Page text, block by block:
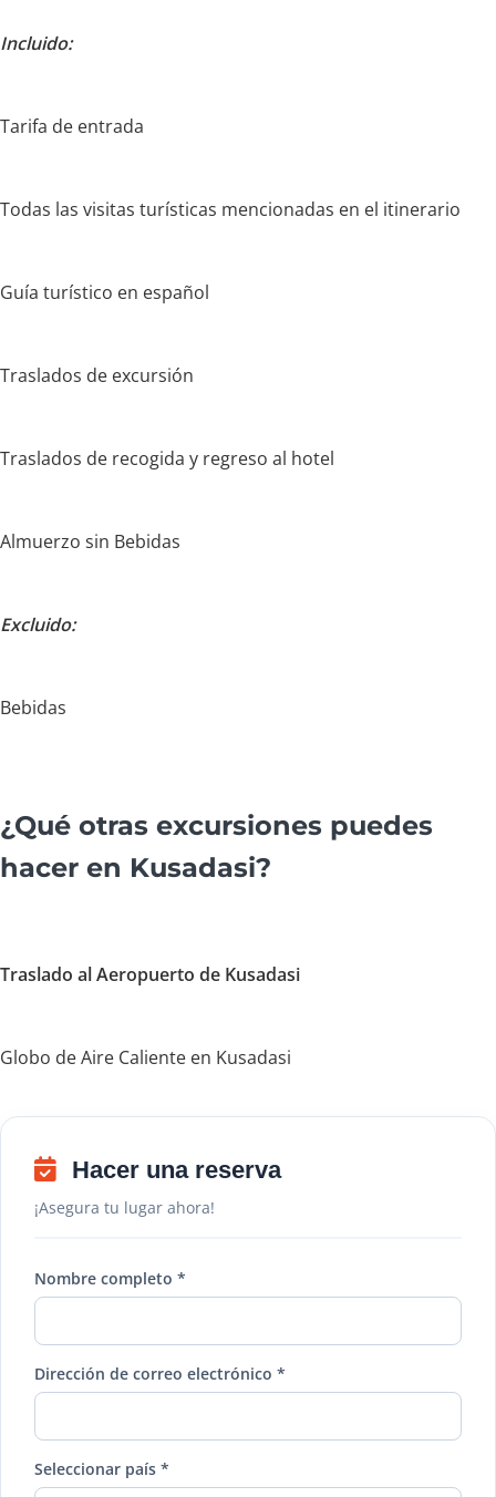
Incluido:
Tarifa de entrada
Todas las visitas turísticas mencionadas en el itinerario
Guía turístico en español
Traslados de excursión
Traslados de recogida y regreso al hotel
Almuerzo sin Bebidas
Excluido:
Bebidas
¿Qué otras excursiones puedes
hacer en Kusadasi?
Traslado al Aeropuerto de Kusadasi
Globo de Aire Caliente en Kusadasi
Hacer una reserva
¡Asegura tu lugar ahora!
Nombre completo *
Dirección de correo electrónico *
Seleccionar país *